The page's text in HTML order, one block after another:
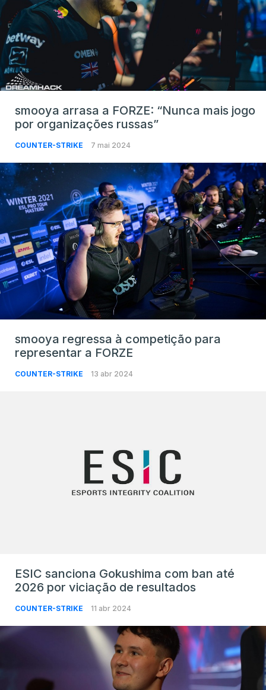
smooya arrasa a FORZE: “Nunca mais jogo
por organizações russas”
COUNTER-STRIKE 7 mai 2024
smooya regressa à competição para
representar a FORZE
COUNTER-STRIKE 13 abr 2024
ESIC sanciona Gokushima com ban até
2026 por viciação de resultados
COUNTER-STRIKE 11 abr 2024